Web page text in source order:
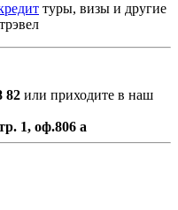
туры, визы и другие
82 или приходите в наш
1, оф.806 а